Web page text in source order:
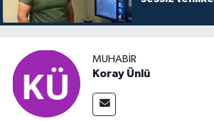
MUHABİR
Koray Ünlü